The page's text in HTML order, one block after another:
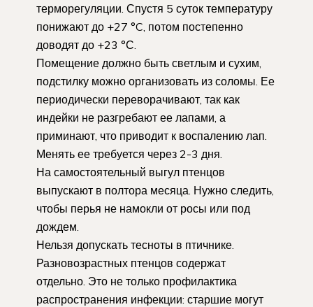
терморегуляции. Спустя 5 суток температуру
понижают до +27 °C, потом постепенно
доводят до +23 °С.
Помещение должно быть светлым и сухим,
подстилку можно организовать из соломы. Ее
периодически переворачивают, так как
индейки не разгребают ее лапами, а
приминают, что приводит к воспалению лап.
Менять ее требуется через 2-3 дня.
На самостоятельный выгул птенцов
выпускают в полтора месяца. Нужно следить,
чтобы перья не намокли от росы или под
дождем.
Нельзя допускать тесноты в птичнике.
Разновозрастных птенцов содержат
отдельно. Это не только профилактика
распространения инфекции: старшие могут